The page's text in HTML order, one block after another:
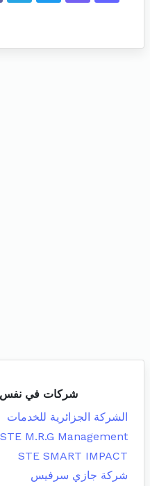
شركات في نفس
الشركة الجزائرية للخدمات
STE M.R.G Management
STE SMART IMPACT
شركة جازي سرفيس